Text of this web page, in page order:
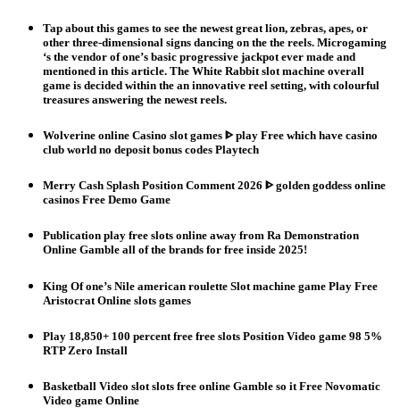
Tap about this games to see the newest great lion, zebras, apes, or
other three-dimensional signs dancing on the the reels. Microgaming
‘s the vendor of one’s basic progressive jackpot ever made and
mentioned in this article. The White Rabbit slot machine overall
game is decided within the an innovative reel setting, with colourful
treasures answering the newest reels.
Wolverine online Casino slot games ᐈ play Free which have casino
club world no deposit bonus codes Playtech
Merry Cash Splash Position Comment 2026 ᐈ golden goddess online
casinos Free Demo Game
Publication play free slots online away from Ra Demonstration
Online Gamble all of the brands for free inside 2025!
King Of one’s Nile american roulette Slot machine game Play Free
Aristocrat Online slots games
Play 18,850+ 100 percent free free slots Position Video game 98 5%
RTP Zero Install
Basketball Video slot slots free online Gamble so it Free Novomatic
Video game Online